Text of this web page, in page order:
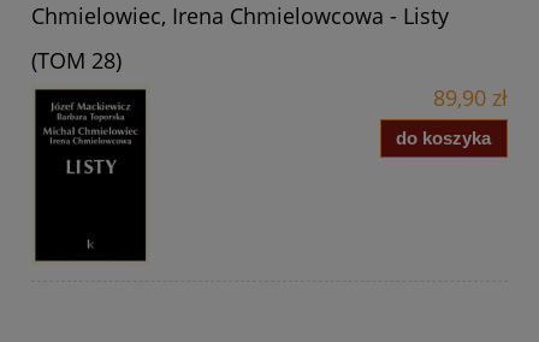
Chmielowiec, Irena Chmielowcowa - Listy
(TOM 28)
89,90 zł
do koszyka